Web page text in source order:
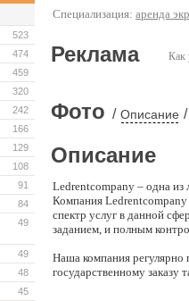
523
474
459
320
242
166
129
108
91
84
49
49
48
45
Специализация: аренда
Как
Реклама
Фото / Описание /
Описание
Ledrentcompany – одна из
Компания Ledrentcompany
спектр услуг в данной
заданием, и полным
Наша компания регулярно
государственному